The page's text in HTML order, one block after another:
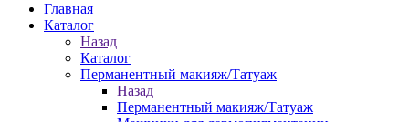
Главная
Каталог
Назад
Каталог
Перманентный макияж/Татуаж
Назад
Перманентный макияж/Татуаж